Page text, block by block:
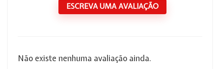
ESCREVA UMA AVALIAÇÃO
Não existe nenhuma avaliação ainda.